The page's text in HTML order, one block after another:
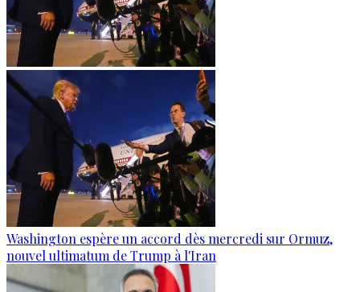
Washington espère un accord dès mercredi sur Ormuz,
nouvel ultimatum de Trump à l'Iran